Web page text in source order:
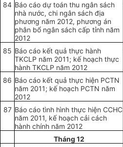
84 Báo cáo dự toán thu ngân sách
nhà nước, chi ngân sách địa
phương năm 2012, phương án
phân bổ ngân sách cấp tỉnh năm
2012
85 Báo cáo kết quả thực hành
TKCLP năm 2011; kế hoạch thực
hành TKCLP năm 2012
86 Báo cáo kết quả thực hiện PCTN
năm 2011; kế hoạch PCTN năm
2012
87 Báo cáo tình hình thực hiện CCHC
năm 2011, kế hoạch cải cách
hành chính năm 2012
Tháng 12